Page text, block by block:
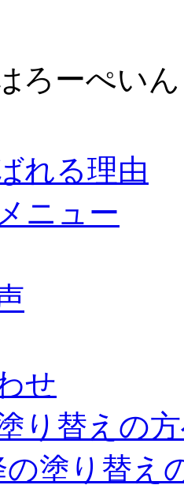
ろーぺい
れる理由
ニュー
せ
り替えの
の塗り替え